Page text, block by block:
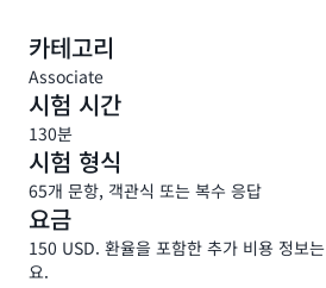
카테고리
Associate
시험 시간
130분
시험 형식
65개 문항, 객관식 또는 복수 응답
요금
150 USD. 환율을 포함한 추가 비용 정보는
요.